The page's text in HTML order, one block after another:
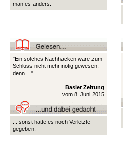
man es anders.
"Ein solches Nachhacken wäre zum
Schluss nicht mehr nötig gewesen,
denn ..."
Basler Zeitung
vom 8. Juni 2015
... sonst hätte es noch Verletzte
gegeben.